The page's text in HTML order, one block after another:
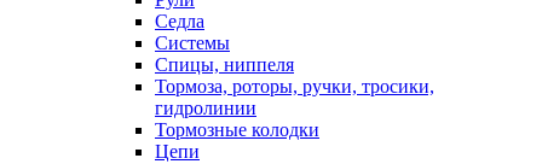
Седла
Системы
Спицы, ниппеля
Тормоза, роторы, ручки, тросики,
гидролинии
Тормозные колодки
Цепи